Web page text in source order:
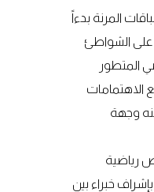
المرنة بدءاً
بموقعه المتفرد على الشواطئ
المتطور
الاهتمامات
وجهة
رياضية
خبراء بين